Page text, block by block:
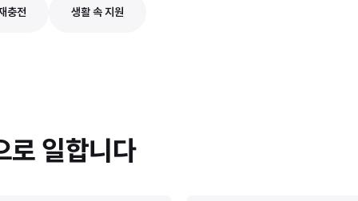
충전 생활 속 지원
로 일합니다